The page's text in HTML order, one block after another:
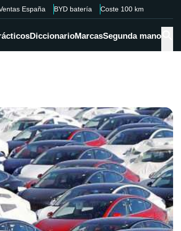
España BYD batería Coste 100 km
DiccionarioMarcasSegunda mano